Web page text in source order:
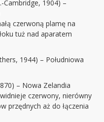
Cambridge, 1904) –
czerwoną plamę na
tuż nad aparatem
1944) – Południowa
– Nowa Zelandia
czerwony, nierówny
przędnych aż do łączenia